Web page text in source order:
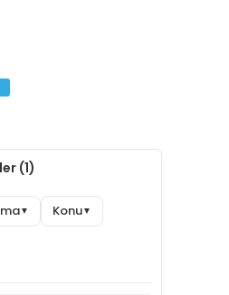
(1)
▼ Konu▼